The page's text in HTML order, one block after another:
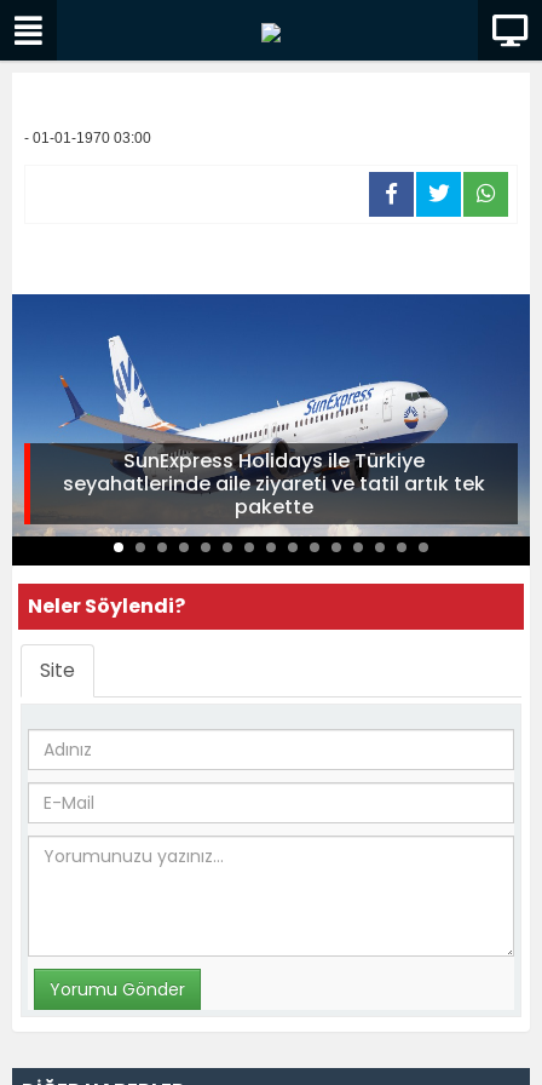
- 01-01-1970 03:00
SunExpress Holidays ile Türkiye
seyahatlerinde aile ziyareti ve tatil artık tek
pakette
Neler Söylendi?
Site